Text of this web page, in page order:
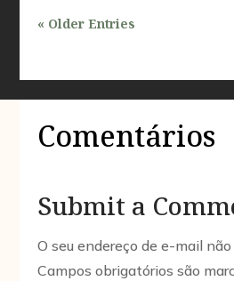
« Older Entries
Comentários
Submit a
O seu endereço de e-mail
Campos obrigatórios são